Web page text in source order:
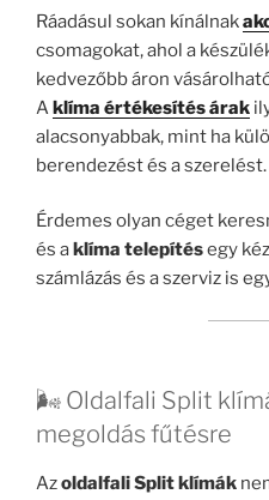
Ráadásul sokan kínálnak
csomagokat, ahol a
kedvezőbb áron
Aklíma értékesítés árak
alacsonyabbak, mint ha
berendezést és a szerelést.
Érdemes olyan céget
és aklíma telepítésegy
számlázás és a szerviz is
🌬️ Oldalfali Split
megoldás fűtésre
Azoldalfali Split klímák